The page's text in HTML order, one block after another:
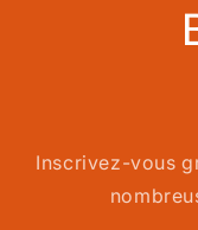
Inscrivez-vous